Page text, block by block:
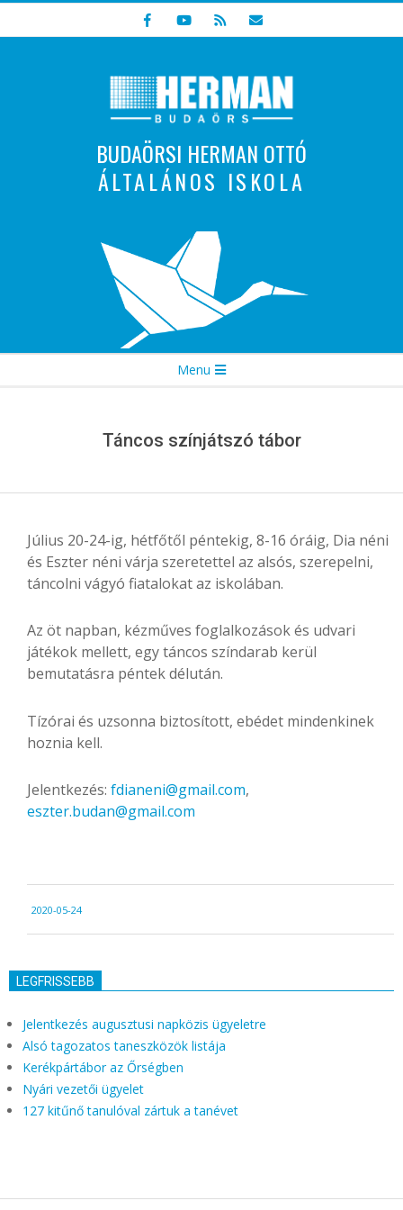
to
BUDAÖRSI HERMAN OTTÓ
ÁLTALÁNOS ISKOLA
Indulunk! Hamarosan újraindul oldalunk!
Menu
Táncos színjátszó tábor
Július 20-24-ig, hétfőtől péntekig, 8-16 óráig, Dia néni
és Eszter néni várja szeretettel az alsós, szerepelni,
táncolni vágyó fiatalokat az iskolában.
Az öt napban, kézműves foglalkozások és udvari
játékok mellett, egy táncos színdarab kerül
bemutatásra péntek délután.
Tízórai és uzsonna biztosított, ebédet mindenkinek
hoznia kell.
Jelentkezés: fdianeni@gmail.com,
eszter.budan@gmail.com
05-
24
2020-05-24
LEGFRISSEBB
Jelentkezés augusztusi napközis ügyeletre
Alsó tagozatos taneszközök listája
Kerékpártábor az Őrségben
Nyári vezetői ügyelet
127 kitűnő tanulóval zártuk a tanévet